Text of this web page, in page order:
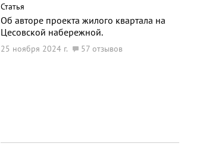
Статья
Об авторе проекта жилого квартала на
Цесовской набережной.
25 ноября 2024 г. 57 отзывов